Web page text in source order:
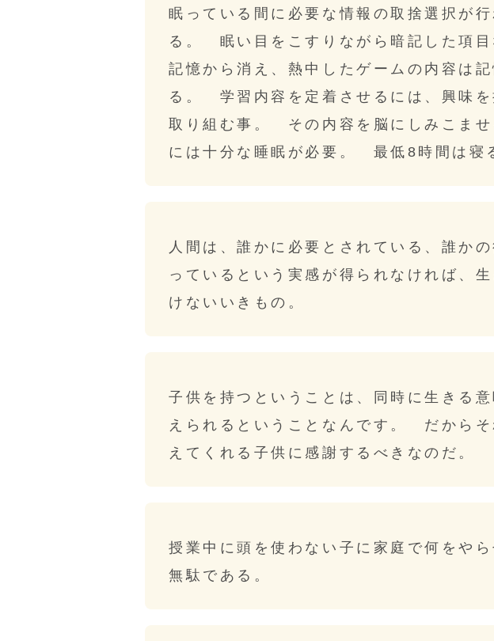
眠っている間に必要な情報の取捨選択が行
る。 眠い目をこすりながら暗記した項目
記憶から消え、熱中したゲームの内容は記
る。 学習内容を定着させるには、興味を
取り組む事。 その内容を脳にしみこませ
には十分な睡眠が必要。 最低8時間は寝
人間は、誰かに必要とされている、誰かの
っているという実感が得られなければ、生
けないいきもの。
子供を持つということは、同時に生きる意
えられるということなんです。 だからそ
えてくれる子供に感謝するべきなのだ。
授業中に頭を使わない子に家庭で何をやら
無駄である。